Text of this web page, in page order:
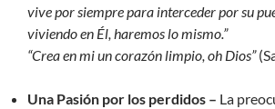
vive por siempre para interceder por su
viviendo en Él, haremos lo mismo.”
“Crea en mi un corazón limpio, oh Dios”
Una Pasión por los perdidos – La